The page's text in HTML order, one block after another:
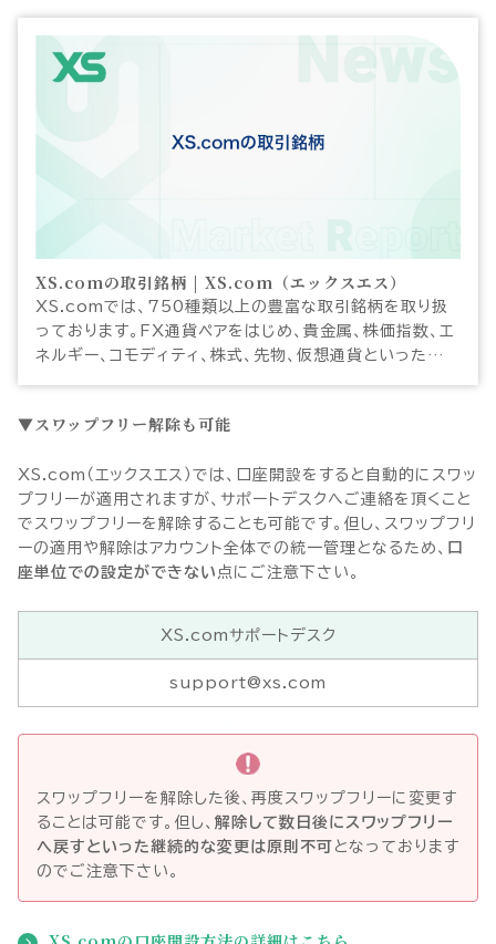
XS.comの取引銘柄 | XS.com（エックスエス）
XS.comでは、750種類以上の豊富な取引銘柄を取り扱
っております。FX通貨ペアをはじめ、貴金属、株価指数、エ
ネルギー、コモディティ、株式、先物、仮想通貨といった幅広
さい。
スワップフリー解除も可能
XS.com（エックスエス）では、口座開設をすると自動的にスワッ
プフリーが適用されますが、サポートデスクへご連絡を頂くこと
でスワップフリーを解除することも可能です。但し、スワップフリ
ーの適用や解除はアカウント全体での統一管理となるため、
口
座単位での設定ができない 点にご注意下さい。
XS.comサポートデスク
support@xs.com
スワップフリーを解除した後、再度スワップフリーに変更す
ることは可能です。但し、 解除して数日後にスワップフリー
へ戻すといった継続的な変更は原則不可 となっております
のでご注意下さい。